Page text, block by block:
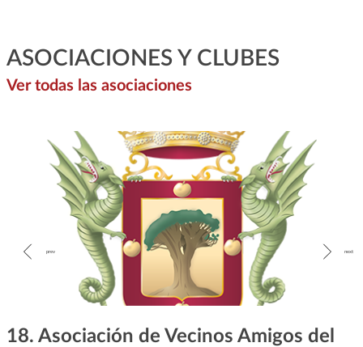
ASOCIACIONES Y CLUBES
Ver todas las asociaciones
18. Asociación de Vecinos Amigos del